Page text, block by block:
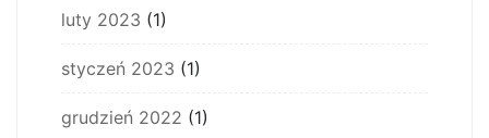
luty 2023 (1)
styczeń 2023 (1)
grudzień 2022 (1)